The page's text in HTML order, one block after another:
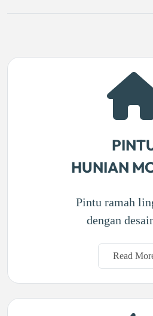
HUNIAN
Pintu ramah
dengan
Read